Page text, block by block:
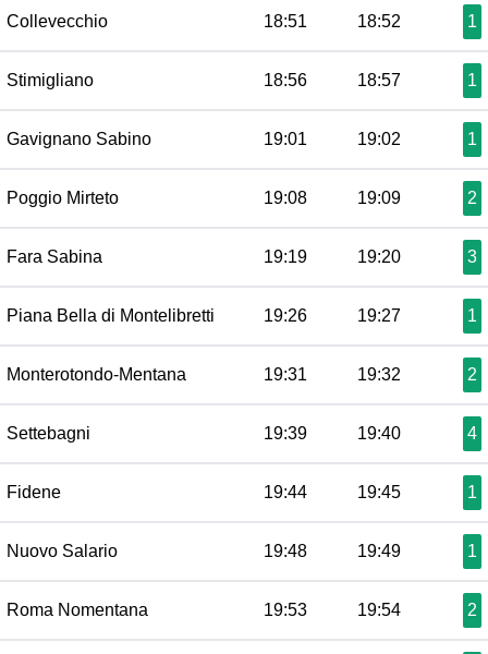
Collevecchio 18:51 18:52 1
Stimigliano 18:56 18:57 1
Gavignano Sabino 19:01 19:02 1
Poggio Mirteto 19:08 19:09 2
Fara Sabina 19:19 19:20 3
Piana Bella di Montelibretti 19:26 19:27 1
Monterotondo-Mentana 19:31 19:32 2
Settebagni 19:39 19:40 4
Fidene 19:44 19:45 1
Nuovo Salario 19:48 19:49 1
Roma Nomentana 19:53 19:54 2